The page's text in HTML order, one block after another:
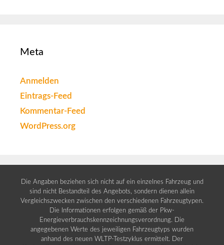
Meta
Anmelden
Eintrags-Feed
Kommentar-Feed
WordPress.org
Die Angaben beziehen sich nicht auf ein einzelnes Fahrzeug und
sind nicht Bestandteil des Angebots, sondern dienen allein
Vergleichszwecken zwischen den verschiedenen Fahrzeugtypen.
Die Informationen erfolgen gemäß der Pkw-
Energieverbrauchskennzeichnungsverordnung. Die
angegebenen Werte des jeweiligen Fahrzeugtyps wurden
anhand des neuen WLTP-Testzyklus ermittelt. Der